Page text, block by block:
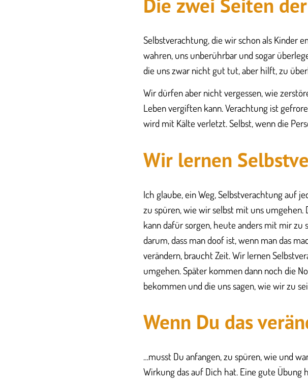
​Die zwei Seiten
​Selbstverachtung, die wir schon als Kinder
wahren, uns unberührbar und sogar
die uns zwar nicht gut tut, aber hilft, zu
​Wir dürfen aber nicht vergessen, wie
Leben vergiften kann. Verachtung ist
wird mit Kälte verletzt. Selbst, wenn die
​Wir lernen
​Ich glaube, ein Weg, Selbstverachtung auf
zu spüren, wie wir selbst mit uns umgehen.
kann dafür sorgen, heute anders mit mir
darum, dass man doof ist, wenn man das
verändern, braucht Zeit. Wir lernen
umgehen. Später kommen dann noch die
bekommen und die uns sagen, wie wir zu
Wenn ​Du das
​​…musst Du anfangen, zu spüren, wie und
Wirkung das auf Dich hat. Eine gute Übung